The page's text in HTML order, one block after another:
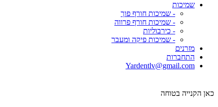
שמיכות
- שמיכות חורף פוך
- שמיכות חורף פרווה
- כירבוליות
- שמיכות פיקה ומעבר
מזרנים
התחברות
Yardentlv@gmail.com
כאן הקנייה בטוחה